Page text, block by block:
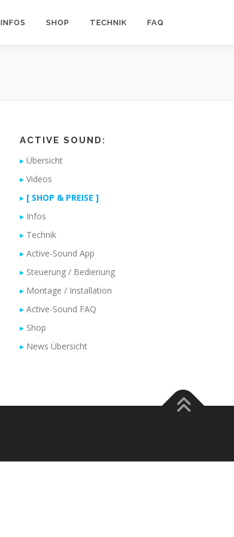
INFOS SHOP TECHNIK FAQ
ACTIVE SOUND:
Übersicht
Videos
[ SHOP & PREISE ]
Infos
Technik
Active-Sound App
Steuerung / Bedienung
Montage / Installation
Active-Sound FAQ
Shop
News Übersicht